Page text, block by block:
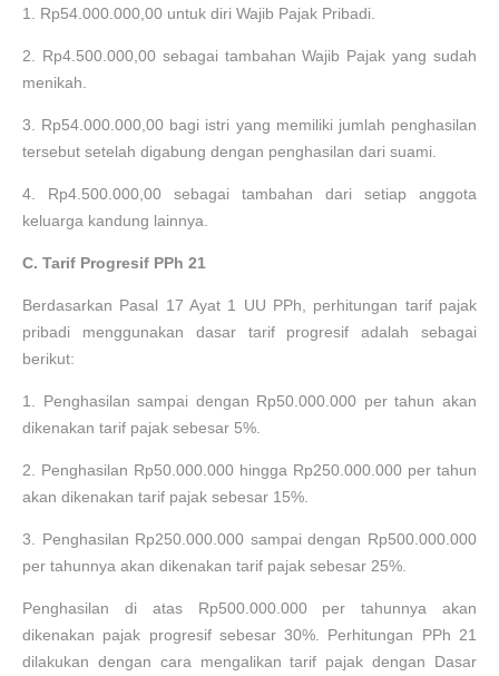
1. Rp54.000.000,00 untuk diri Wajib Pajak Pribadi.
2. Rp4.500.000,00 sebagai tambahan Wajib Pajak yang sudah
menikah.
3. Rp54.000.000,00 bagi istri yang memiliki jumlah penghasilan
tersebut setelah digabung dengan penghasilan dari suami.
4. Rp4.500.000,00 sebagai tambahan dari setiap anggota
keluarga kandung lainnya.
C. Tarif Progresif PPh 21
Berdasarkan Pasal 17 Ayat 1 UU PPh, perhitungan tarif pajak
pribadi menggunakan dasar tarif progresif adalah sebagai
berikut:
1. Penghasilan sampai dengan Rp50.000.000 per tahun akan
dikenakan tarif pajak sebesar 5%.
2. Penghasilan Rp50.000.000 hingga Rp250.000.000 per tahun
akan dikenakan tarif pajak sebesar 15%.
3. Penghasilan Rp250.000.000 sampai dengan Rp500.000.000
per tahunnya akan dikenakan tarif pajak sebesar 25%.
Penghasilan di atas Rp500.000.000 per tahunnya akan
dikenakan pajak progresif sebesar 30%. Perhitungan PPh 21
dilakukan dengan cara mengalikan tarif pajak dengan Dasar